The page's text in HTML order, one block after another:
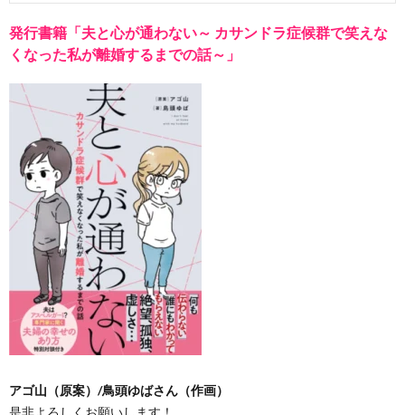
発行書籍「夫と心が通わない～ カサンドラ症候群で笑えな
くなった私が離婚するまでの話～ 」
アゴ山（原案）/鳥頭ゆばさん（作画）
是非よろしくお願いします！